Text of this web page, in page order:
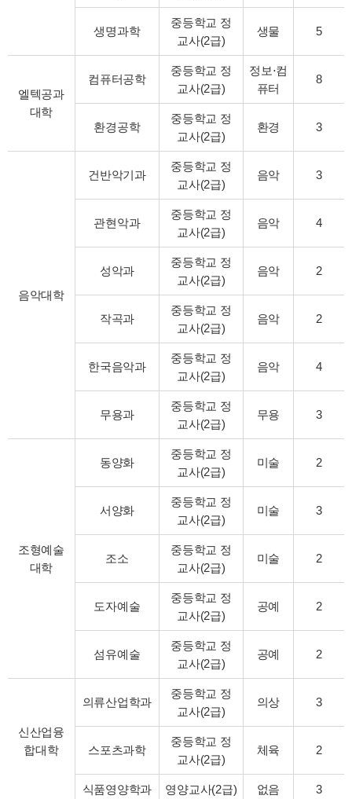
생명과학
중등학교 정
교사(2급)
생물 5
엘텍공과
대학
컴퓨터공학
중등학교 정
교사(2급)
정보⋅컴
퓨터
8
환경공학
중등학교 정
교사(2급)
환경 3
음악대학
건반악기과
중등학교 정
교사(2급)
음악 3
관현악과
중등학교 정
교사(2급)
음악 4
성악과
중등학교 정
교사(2급)
음악 2
작곡과
중등학교 정
교사(2급)
음악 2
한국음악과
중등학교 정
교사(2급)
음악 4
무용과
중등학교 정
교사(2급)
무용 3
조형예술
대학
동양화
중등학교 정
교사(2급)
미술 2
서양화
중등학교 정
교사(2급)
미술 3
조소
중등학교 정
교사(2급)
미술 2
도자예술
중등학교 정
교사(2급)
공예 2
섬유예술
중등학교 정
교사(2급)
공예 2
신산업융
합대학
의류산업학과
중등학교 정
교사(2급)
의상 3
스포츠과학
중등학교 정
교사(2급)
체육 2
식품영양학과 영양교사(2급) 없음 3